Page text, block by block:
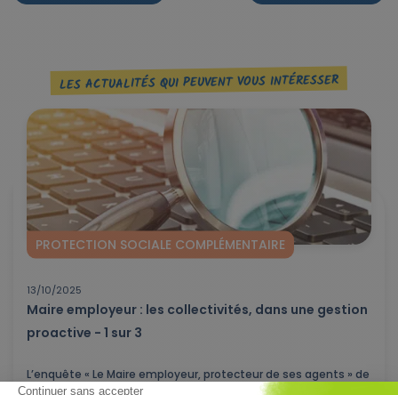
LES ACTUALITÉS QUI PEUVENT VOUS INTÉRESSER
PROTECTION SOCIALE COMPLÉMENTAIRE
13/10/2025
Maire employeur : les collectivités, dans une gestion
proactive - 1 sur 3
L’enquête « Le Maire employeur, protecteur de ses agents » de
mai 2025* met en...